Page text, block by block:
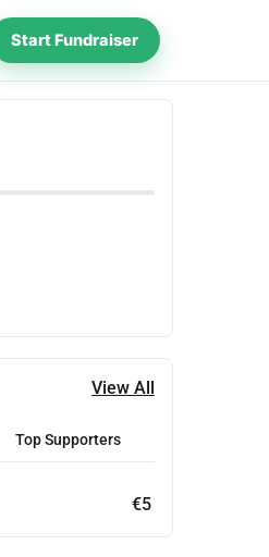
Start Fundraiser
View All
Top Supporters
€5